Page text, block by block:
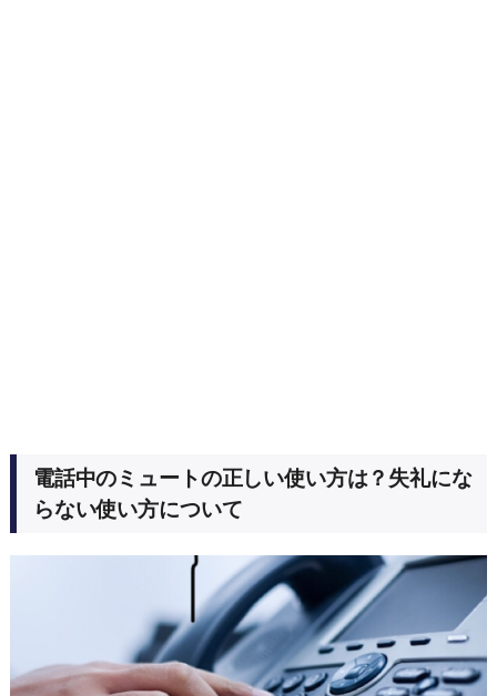
電話中のミュートの正しい使い方は？失礼にな
らない使い方について